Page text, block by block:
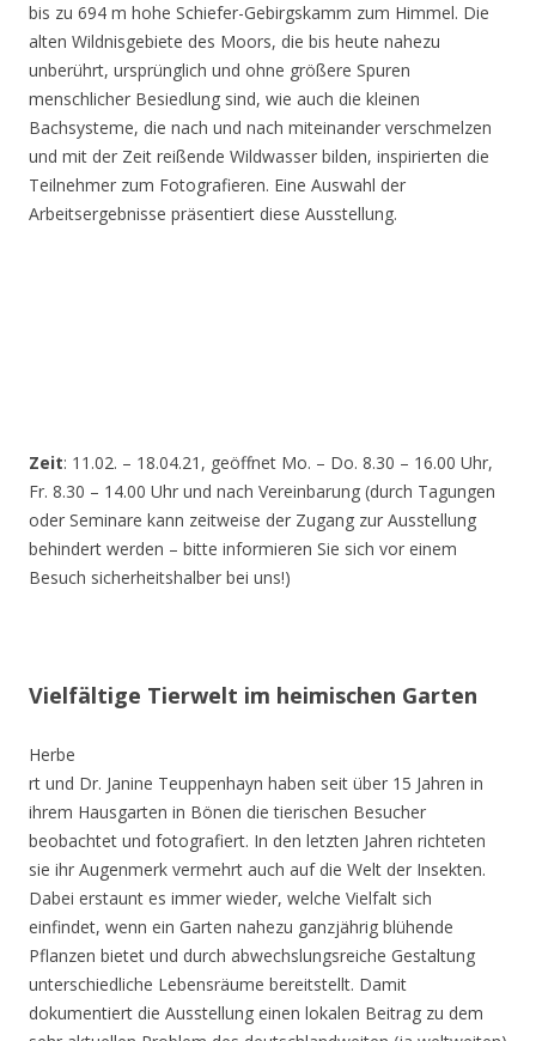
bis zu 694 m hohe Schiefer-Gebirgskamm zum Himmel. Die
alten Wildnisgebiete des Moors, die bis heute nahezu
unberührt, ursprünglich und ohne größere Spuren
menschlicher Besiedlung sind, wie auch die kleinen
Bachsysteme, die nach und nach miteinander verschmelzen
und mit der Zeit reißende Wildwasser bilden, inspirierten die
Teilnehmer zum Fotografieren. Eine Auswahl der
Arbeitsergebnisse präsentiert diese Ausstellung.
Zeit: 11.02. – 18.04.21, geöffnet Mo. – Do. 8.30 – 16.00 Uhr,
Fr. 8.30 – 14.00 Uhr und nach Vereinbarung (durch Tagungen
oder Seminare kann zeitweise der Zugang zur Ausstellung
behindert werden – bitte informieren Sie sich vor einem
Besuch sicherheitshalber bei uns!)
Vielfältige Tierwelt im heimischen Garten
Herbe
rt und Dr. Janine Teuppenhayn haben seit über 15 Jahren in
ihrem Hausgarten in Bönen die tierischen Besucher
beobachtet und fotografiert. In den letzten Jahren richteten
sie ihr Augenmerk vermehrt auch auf die Welt der Insekten.
Dabei erstaunt es immer wieder, welche Vielfalt sich
einfindet, wenn ein Garten nahezu ganzjährig blühende
Pflanzen bietet und durch abwechslungsreiche Gestaltung
unterschiedliche Lebensräume bereitstellt. Damit
dokumentiert die Ausstellung einen lokalen Beitrag zu dem